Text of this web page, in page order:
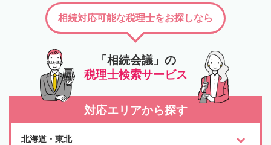
「相続会議」の
税理士検索サービス
相続対応可能な税理士をお探しなら
対応エリアから探す
北海道・東北